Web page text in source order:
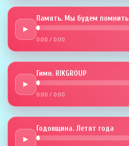
►
Память. Мы будем помнить
0:00 / 0:00
►
Гимн. RIKGROUP
0:00 / 0:00
►
Годовщина. Летят года